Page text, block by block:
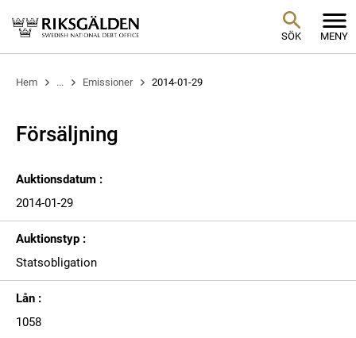
SÖK MENY
Hem ... Emissioner 2014-01-29
Försäljning
Auktionsdatum :
2014-01-29
Auktionstyp :
Statsobligation
Lån :
1058